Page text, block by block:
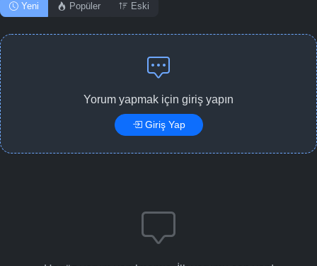
Yeni Popüler Eski
Yorum yapmak için giriş yapın
Giriş Yap